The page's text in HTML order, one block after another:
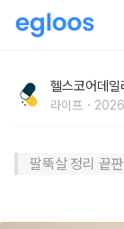
10가지헬스코어데일
라이프
팔뚝살 정리 끝